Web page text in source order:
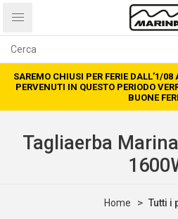
SAREMO CHIUSI PER FERIE DALL’1/
PERVENUTI IN QUESTO PERIODO
BUONE
Tagliaerba
Home Tutti i